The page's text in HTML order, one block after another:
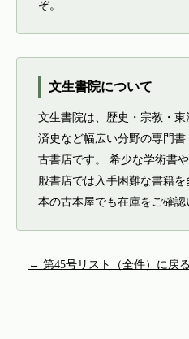
ぞ。
文生書院について
文生書院は、歴史・宗教・
済史など幅広い分野の専門
古書店です。 希少な学術書
般書店では入手困難な書籍
本の古本屋でも在庫をご確認
← 第45号リスト（全件）に戻る